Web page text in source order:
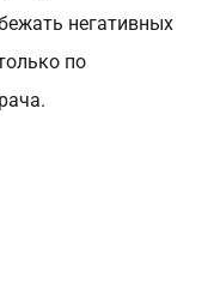
негативных
по